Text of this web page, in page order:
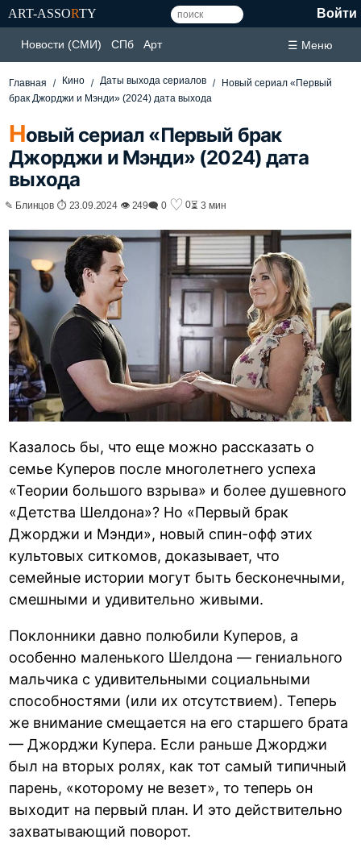
ART-ASSORTY Войти
Новости (СМИ) СПб Арт ☰ Меню
Главная Кино Даты выхода сериалов
Новый сериал «Первый
брак Джорджи и Мэнди» (2024) дата выхода
Новый сериал «Первый брак
Джорджи и Мэнди» (2024) дата
выхода
✎ Блинцов ⏱ 23.09.2024 👁 249🗨 0 ♡ 0⏳ 3 мин
Казалось бы, что еще можно рассказать о
семье Куперов после многолетнего успеха
«Теории большого взрыва» и более душевного
«Детства Шелдона»? Но «Первый брак
Джорджи и Мэнди», новый спин-офф этих
культовых ситкомов, доказывает, что
семейные истории могут быть бесконечными,
смешными и удивительно живыми.
Поклонники давно полюбили Куперов, а
особенно маленького Шелдона — гениального
мальчика с удивительными социальными
способностями (или их отсутствием). Теперь
же внимание смещается на его старшего брата
— Джорджи Купера. Если раньше Джорджи
был на вторых ролях, как тот самый типичный
парень, «которому не везет», то теперь он
выходит на первый план. И это действительно
захватывающий поворот.